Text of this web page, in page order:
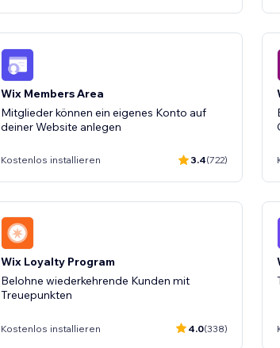
Wix Members Area
Mitglieder können ein eigenes Konto auf
deiner Website anlegen
Kostenlos installieren 3.4(722)
Wix Loyalty Program
Belohne wiederkehrende Kunden mit
Treuepunkten
Kostenlos installieren 4.0(338)